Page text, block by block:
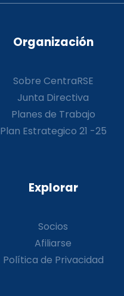
Organización
Sobre CentraRSE
Junta Directiva
Planes de Trabajo
Plan Estrategico 21 -25
Explorar
Socios
Afiliarse
Política de Privacidad